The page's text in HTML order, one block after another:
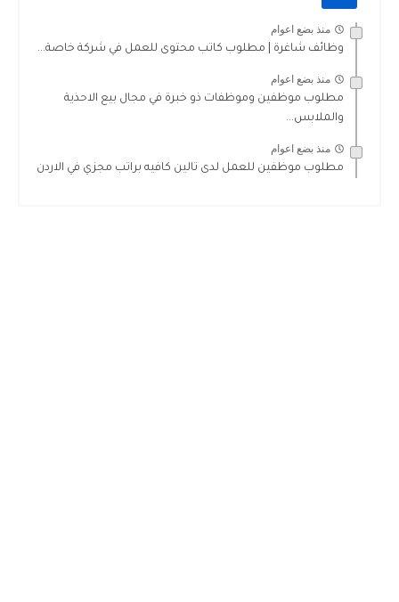
منذ بضع اعوام
وظائف شاغرة | مطلوب كاتب محتوى للعمل في شركة خاصة...
منذ بضع اعوام
مطلوب موظفين وموظفات ذو خبرة في مجال بيع الاحذية
والملابس...
منذ بضع اعوام
مطلوب موظفين للعمل لدى تالين كافيه براتب مجزي في الاردن